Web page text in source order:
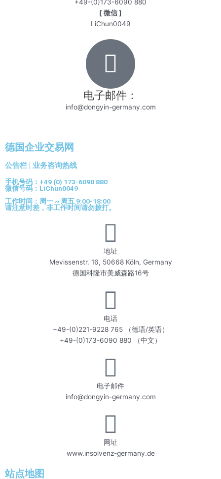
+49-(0)173-6090 880
[ 微信 ]
LiChun0049
电子邮件：
info@dongyin-germany.com
德国企业交易网
公告栏 | 业务咨询热线
手机号码：+49 (0) 173-6090 880
微信号码：LiChun0049
工作时间：周一 ~ 周五 9:00-18:00
请注意时差，非工作时间请勿拨打。
地址
Mevissenstr. 16, 50668 Köln, Germany
德国科隆市美威森路16号
电话
+49-(0)221-9228 765 （德语/英语）
+49-(0)173-6090 880 （中文）
电子邮件
info@dongyin-germany.com
网址
www.insolvenz-germany.de
站点地图